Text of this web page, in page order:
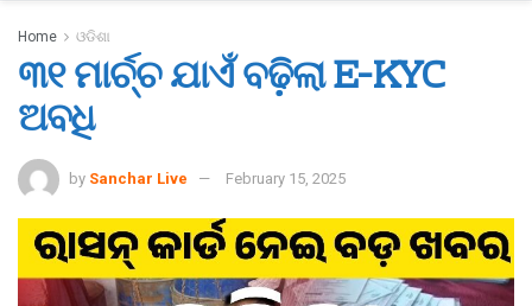
Home ଓଡିଶା
୩୧ ମାର୍ଚ୍ଚ ଯାଏଁ ବଢ଼ିଲା E-KYC
ଅବଧି
by Sanchar Live February 15, 2025